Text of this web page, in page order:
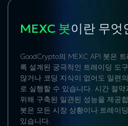
MEXC 봇이란 무엇
GoodCrypto의 MEXC API 봇은
록 설계된 궁극적인 트레이딩 도
않거나 코딩 지식이 없어도 일련
로 실행할 수 있습니다. 시간 절
위해 구축된 일관된 성능을 제공
봇은 모든 시장 상황이나 트레이
있습니다.